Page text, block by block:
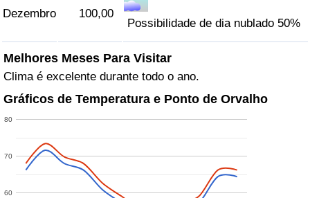
Dezembro 100,00
Possibilidade de dia nublado 50%
Melhores Meses Para Visitar
Clima é excelente durante todo o ano.
Gráficos de Temperatura e Ponto de Orvalho
60
70
80